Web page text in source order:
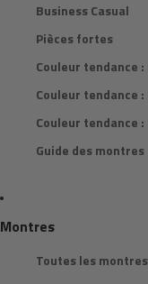
Business Casual
Pièces fortes
Couleur tendance
Couleur tendance :
Couleur tendance
Guide des montres
Montres
Toutes les montres